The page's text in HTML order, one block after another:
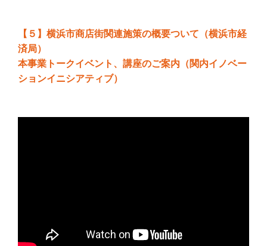
【５】横浜市商店街関連施策の概要ついて（横浜市経
済局）
本事業トークイベント、講座のご案内（関内イノベー
ションイニシアティブ）